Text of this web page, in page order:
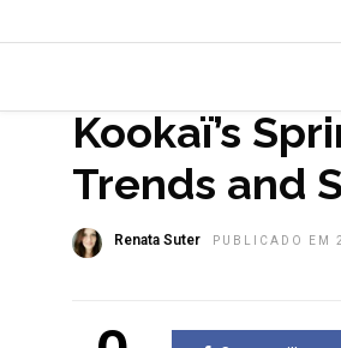
Kookaï’s
Trends and
Renata Suter PUBLICADO EM